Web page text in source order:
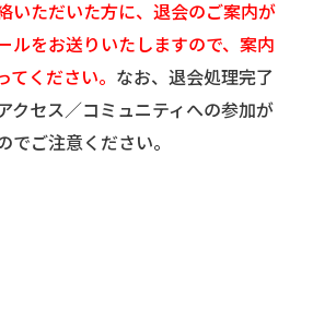
いただいた方に、退会のご案内が
ルをお送りいたしますので、案内
てください。 なお、退会処理完了
クセス／コミュニティへの参加が
でご注意ください。